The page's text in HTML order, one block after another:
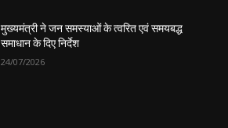
मुख्यमंत्री ने जन समस्याओं के त्वरित एवं समयबद्ध
समाधान के दिए निर्देश
24/07/2026